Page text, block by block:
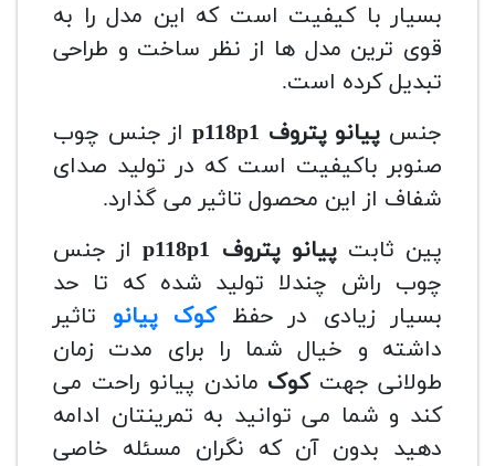
بسیار با کیفیت است که این مدل را به
قوی ترین مدل ها از نظر ساخت و طراحی
تبدیل کرده است.
جنس پیانو پتروف p118p1
از جنس چوب
صنوبر باکیفیت است که در تولید صدای
شفاف از این محصول تاثیر می گذارد.
پین ثابتپیانو پتروف p118p1 از جنس
چوب راش چندلا تولید شده که تا حد
بسیار زیادی در حفظکوک پیانو تاثیر
داشته و خیال شما را برای مدت زمان
طولانی جهتکوک ماندن پیانو راحت می
کند و شما می توانید به تمرینتان ادامه
دهید بدون آن که نگران مسئله خاصی